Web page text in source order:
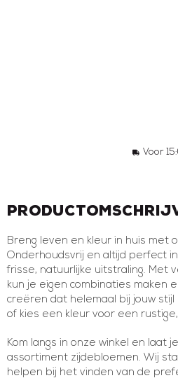
Voor
Breng leven en kleur in huis met
Onderhoudsvrij en altijd perfect
frisse, natuurlijke uitstraling. Met
kun je eigen combinaties maken
creëren dat helemaal bij jouw
of kies een kleur voor een
Kom langs in onze winkel en laat
assortiment zijdebloemen. Wij
helpen bij het vinden van de